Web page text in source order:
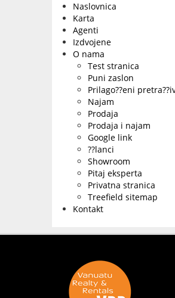
Naslovnica
Karta
Agenti
Izdvojene
O nama
Test stranica
Puni zaslon
Prilago??eni
Najam
Prodaja
Prodaja i najam
Google link
??lanci
Showroom
Pitaj eksperta
Privatna stranica
Treefield sitemap
Kontakt